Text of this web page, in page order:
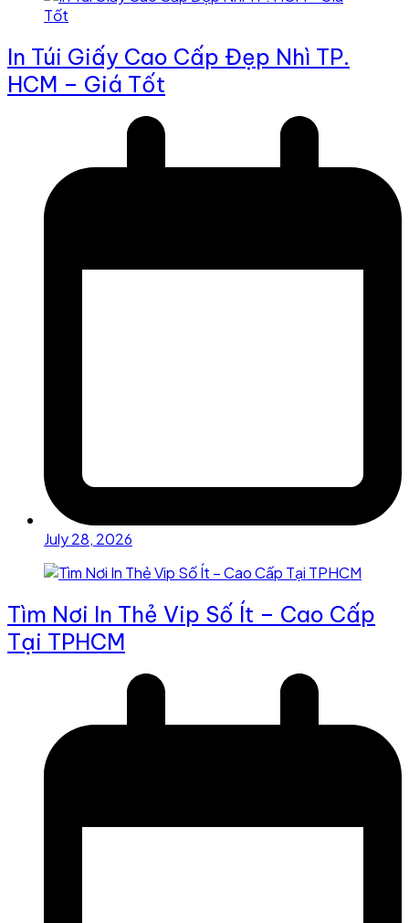
In Túi Giấy Cao Cấp Đẹp Nhì TP.
HCM – Giá Tốt
July 28, 2026
Tìm Nơi In Thẻ Vip Số Ít – Cao Cấp
Tại TPHCM